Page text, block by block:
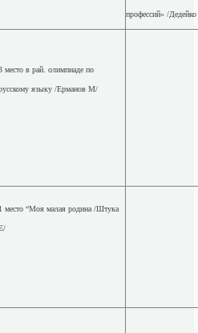
профессий» /
место в рай. олимпиаде по
языку /Ерманов М/
1 место “Моя малая родина /Штука